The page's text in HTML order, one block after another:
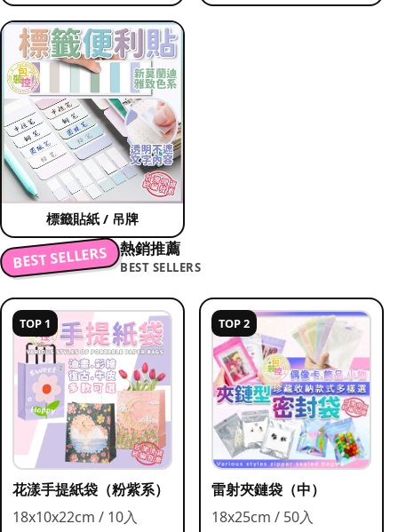
標籤貼紙 / 吊牌
BEST SELLERS 熱銷推薦
BEST SELLERS
TOP 1
花漾手提紙袋（粉紫系）
18x10x22cm / 10入
TOP 2
雷射夾鏈袋（中）
18x25cm / 50入